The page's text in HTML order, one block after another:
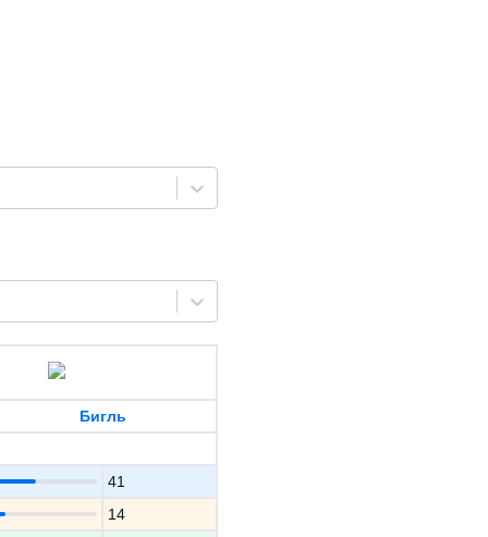
Бигль
41
14